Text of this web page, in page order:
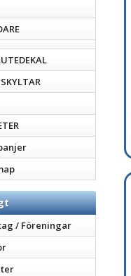
/ Föreningar